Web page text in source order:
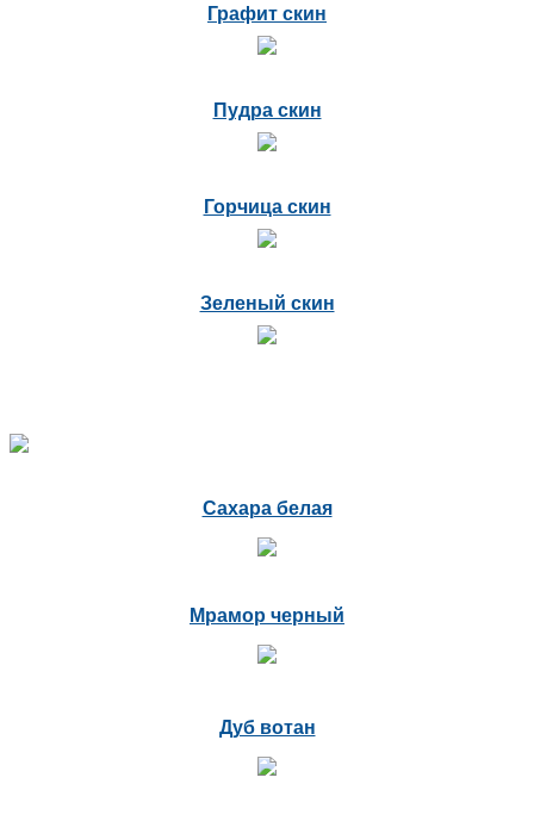
Графит скин
Пудра скин
Горчица скин
Зеленый скин
Сахара белая
Мрамор черный
Дуб вотан